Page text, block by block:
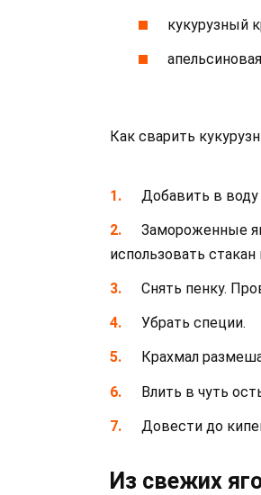
кукурузный
Как сварить
Добавить в воду
Замороженные
использовать стакан
Снять пенку.
Убрать специи.
Крахмал
Влить в чуть
Довести до
Из свежих